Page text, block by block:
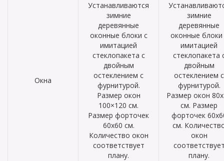
Окна
Устанавливаются
зимние
деревянные
оконные блоки с
имитацией
стеклопакета с
двойным
остеклением с
фурнитурой.
Размер окон
100×120 см.
Размер форточек
60х60 см.
Количество окон
соответствует
плану.
зимние
деревянные
оконные блоки
имитацией
стеклопакета
двойным
остеклением с
фурнитурой.
Размер окон
см. Размер
форточек
см.
окон
плану.